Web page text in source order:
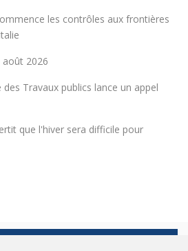
les contrôles aux frontières
août 2026
des Travaux publics lance un appel
que l'hiver sera difficile pour